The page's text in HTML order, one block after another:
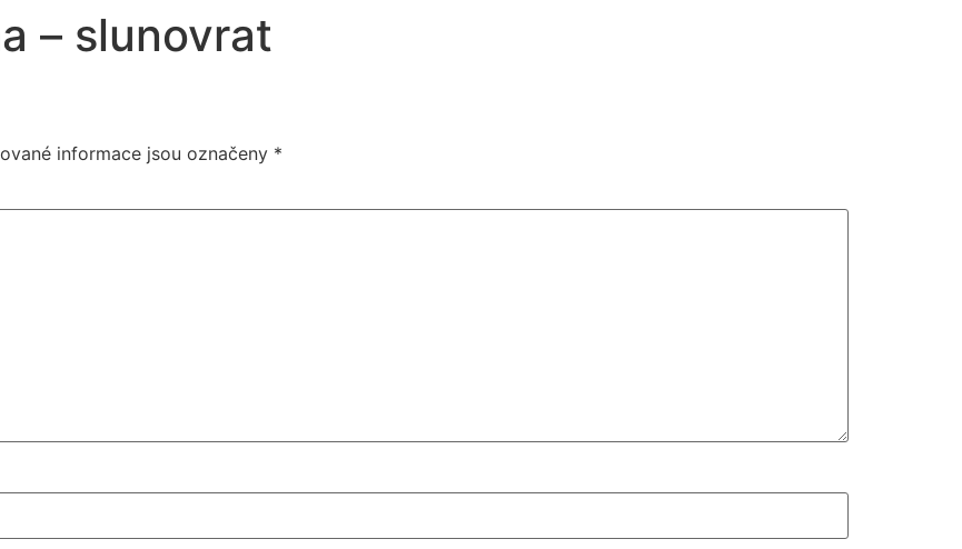
– slunovrat
informace jsou označeny *